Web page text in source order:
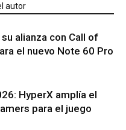
autor
alianza con Call of
el nuevo Note 60 Pro
HyperX amplía el
para el juego